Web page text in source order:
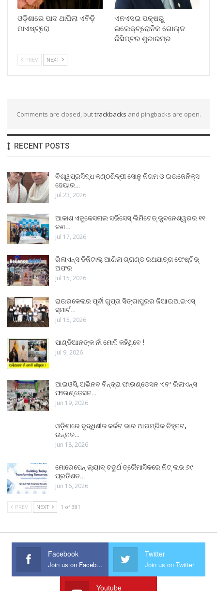
ଓଡ଼ିଶାରେ ପାଦ ଥାପିଲା ଏବିଡ଼ି
ମାଏଷ୍ଟ୍ରୋ
ଏନଏସଇ ପକ୍ଷରୁ
ଇଲେକ୍‌ଟ୍ରୋନିକ ଗୋଲ୍ଡ
ରିସିପ୍ଟର ଶୁଭାରମ୍ଭ
PREV NEXT
Comments are closed, buttrackbacks and pingbacks are open.
RECENT POSTS
ବିଶ୍ୱପ୍ରସିଦ୍ଧ କଣ୍ଠଶିଳ୍ପୀ ସୋନୁ ନିଗମ ଓ ଇଉଜେନିକ୍ସ
ହେୟାର…
Jul 23, 2026
ଆକାଶ ଏଜୁକେସନାଲ ସର୍ଭିସେସ୍ ଲିମିଟେଡ୍ ଭୁବନେଶ୍ୱରର ୧୧
ଜଣ…
Jul 17, 2026
ରିଲାଏନ୍ସ ଡିଜିଟାଲ୍ ଆଣିଲା ଗ୍ରାଣ୍ଡ ରଥଯାତ୍ରା ଫେଷ୍ଟିଭ୍
ଅଫର
Jul 15, 2026
ରାଉରକେଲାର ପୂର୍ବୀ ଗୁପ୍ତା ସିଙ୍ଗାପୁରର ଜିଆଇଆଇଏସ୍
ସ୍ମାର୍ଟ…
Jul 15, 2026
ପାଣ୍ଡିଆନଙ୍କ ନାଁ ମୋଦି କହିଥିବେ !
Jul 9, 2026
ଆଇଓସି, ଅଭିନବ ବିନ୍ଦ୍ରା ଫାଉଣ୍ଡେସନ ଏବଂ ରିଲାଏନ୍ସ
ଫାଉଣ୍ଡେସନ…
Jun 19, 2026
ଓଡ଼ିଶାରେ ବୃଦ୍ଧିଶୀଳ କର୍କଟ ଭାର ଆରମ୍ଭିକ ଚିହ୍ନଟ,
ଉନ୍ନତ…
Jun 18, 2026
ମୋରେପେନ୍ ଲ୍ୟାବ୍ ଚତୁର୍ଥ ତ୍ରୈମାସିକରେ ନିଟ୍ ଲାଭ ୬୯
ପ୍ରତିଶତ…
Jun 16, 2026
PREV NEXT 1 of 381
Facebook
Join us on Facebook
Twitter
Join us on Twitter
Youtube